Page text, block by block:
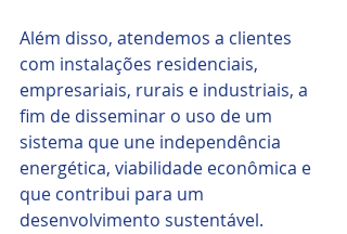
Além disso, atendemos a clientes
com instalações residenciais,
empresariais, rurais e industriais, a
fim de disseminar o uso de um
sistema que une independência
energética, viabilidade econômica e
que contribui para um
desenvolvimento sustentável.